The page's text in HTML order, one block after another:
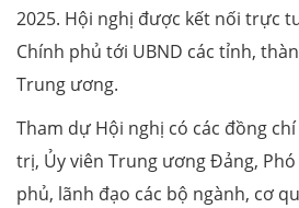
2025. Hội nghị được kết nối trực
Chính phủ tới UBND các tỉnh,
Trung ương.
Tham dự Hội nghị có các đồng
trị, Ủy viên Trung ương Đảng,
phủ, lãnh đạo các bộ ngành, cơ